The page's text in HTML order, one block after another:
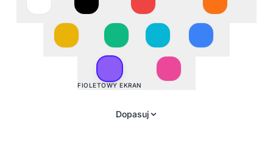
FIOLETOWY EKRAN
Dopasuj